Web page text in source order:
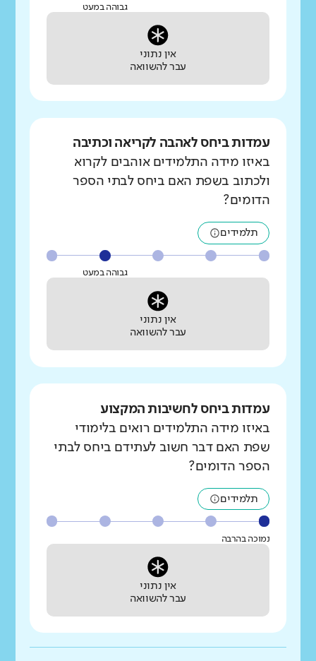
גבוהה במעט
אין נתוני
עבר להשוואה
עמדות ביחס לאהבה לקריאה וכתיבה
באיזו מידה התלמידים אוהבים לקרוא
ולכתוב בשפת האם ביחס לבתי הספר
הדומים?
תלמידים
גבוהה במעט
אין נתוני
עבר להשוואה
עמדות ביחס לחשיבות המקצוע
באיזו מידה התלמידים רואים בלימודי
שפת האם דבר חשוב לעתידם ביחס לבתי
הספר הדומים?
תלמידים
נמוכה בהרבה
אין נתוני
עבר להשוואה